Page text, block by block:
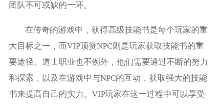
团队不可或缺的一环。
在传奇的游戏中，获得高级技能书是每个玩家的重
大目标之一，而VIP顶赞NPC则是玩家获取技能书的重
要途径。道士职业也不例外，他们需要通过不断的努力
和探索，以及在游戏中与NPC的互动，获取强大的技能
书来提高自己的实力。VIP玩家在这一过程中可以享受